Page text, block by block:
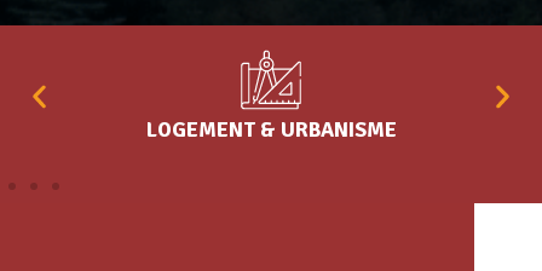
LOGEMENT & URBANISME